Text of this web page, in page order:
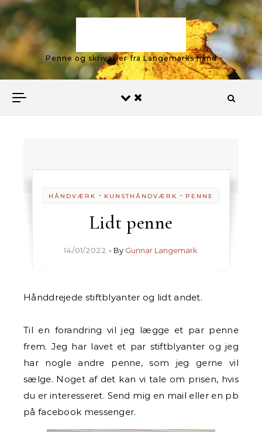
Skip to content
Penne og skriverier fra Langemarks hånd
HÅNDVÆRK - KUNSTHÅNDVÆRK - PENNE
Lidt penne
14/01/2022 - By Gunnar Langemark
Hånddrejede stiftblyanter og lidt andet.
Til en forandring vil jeg lægge et par penne
frem. Jeg har lavet et par stiftblyanter og jeg
har nogle andre penne, som jeg gerne vil
sælge. Noget af det kan vi tale om prisen, hvis
du er interesseret. Send mig en mail eller en pb
på facebook messenger.